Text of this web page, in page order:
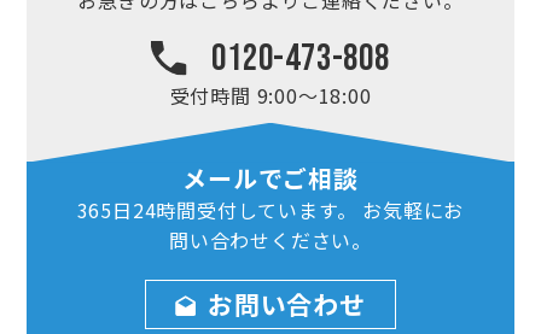
0120-473-808
受付時間 9:00～18:00
メールでご相談
365日24時間受付しています。
お気軽にお
問い合わせ ください。
お問い合わせ